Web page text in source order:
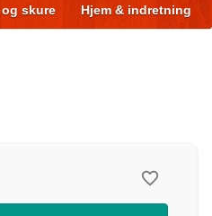
skure Hjem & indretning